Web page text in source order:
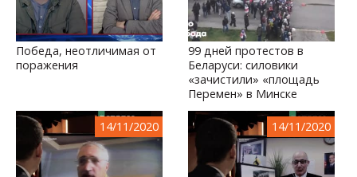
Победа, неотличимая от
поражения
99 дней протестов в
Беларуси: силовики
«зачистили» «площадь
Перемен» в Минске
14/11/2020 14/11/2020